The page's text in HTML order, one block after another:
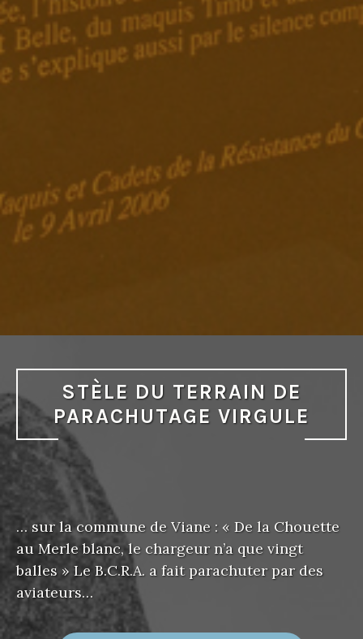
STÈLE DU TERRAIN DE
PARACHUTAGE VIRGULE
… sur la commune de Viane : « De la Chouette
au Merle blanc, le chargeur n’a que vingt
balles » Le B.C.R.A. a fait parachuter par des
aviateurs…